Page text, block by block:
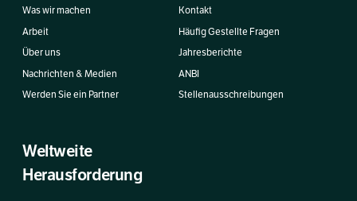
Was wir machen
Arbeit
Über uns
Nachrichten & Medien
Werden Sie ein Partner
Kontakt
Häufig Gestellte Fragen
Jahresberichte
ANBI
Stellenausschreibungen
Weltweite
Herausforderung